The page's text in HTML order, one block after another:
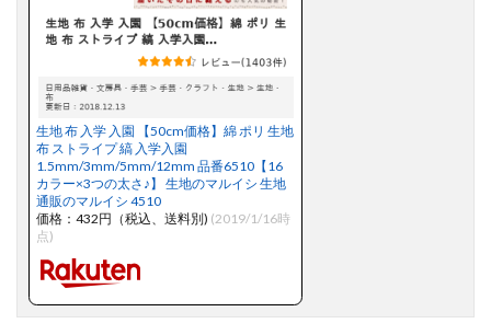
生地 布 入学 入園 【50cm価格】綿 ポリ 生地
布 ストライプ 縞 入学入園
1.5mm/3mm/5mm/12mm 品番6510【16
カラー×3つの太さ♪】 生地のマルイシ 生地
通販のマルイシ 4510
価格：432円（税込、送料別) (2019/1/16時
点)